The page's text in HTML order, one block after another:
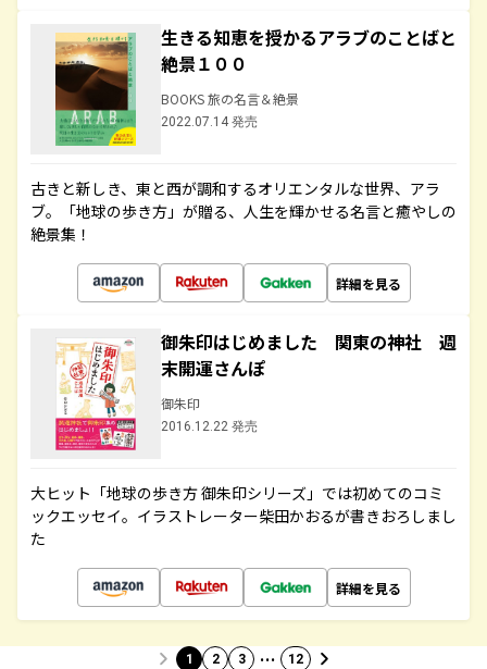
生きる知恵を授かるアラブのことばと
絶景１００
BOOKS 旅の名言＆絶景
2022.07.14 発売
古きと新しき、東と西が調和するオリエンタルな世界、アラ
ブ。「地球の歩き方」が贈る、人生を輝かせる名言と癒やしの
絶景集！
詳細を見る
御朱印はじめました 関東の神社 週
末開運さんぽ
御朱印
2016.12.22 発売
大ヒット「地球の歩き方 御朱印シリーズ」では初めてのコミ
ックエッセイ。イラストレーター柴田かおるが書きおろしまし
た
詳細を見る
1 2 3 … 12